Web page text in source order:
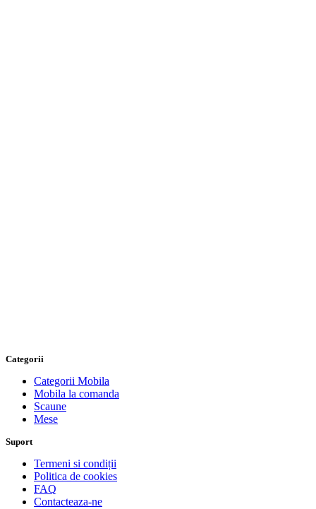
Categorii
Categorii Mobila
Mobila la comanda
Scaune
Mese
Suport
Termeni si condiții
Politica de cookies
FAQ
Contacteaza-ne